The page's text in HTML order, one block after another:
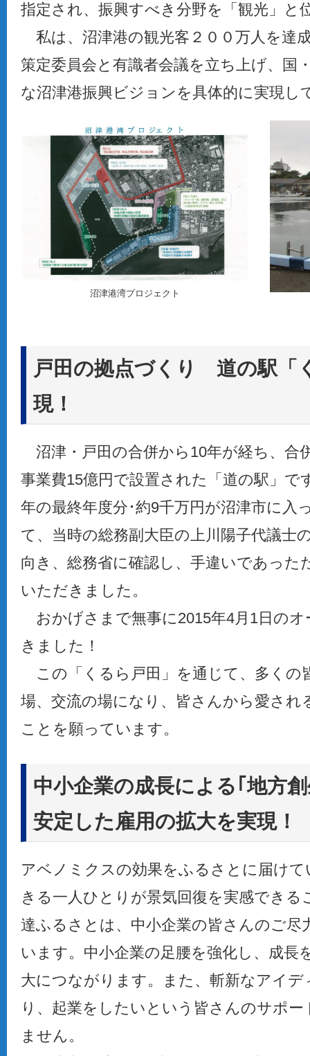
指定され、振興すべき分野を「観光」と
私は、沼津港の観光客２００万人を達
策定委員会と有識者会議を立ち上げ、国
な沼津港振興ビジョンを具体的に実現し
沼津港湾プロジェクト
戸田の拠点づくり 道の駅「
現！
沼津・戸田の合併から10年が経ち、合
事業費15億円で設置された「道の駅」で
年の最終年度分･約9千万円が沼津市に入
て、当時の総務副大臣の上川陽子代議士
向き、総務省に確認し、手違いであった
いただきました。
おかげさまで無事に2015年4月1日の
きました！
この「くるら戸田」を通じて、多くの
場、交流の場になり、皆さんから愛さ
ことを願っています。
中小企業の成長による｢地方
安定した雇用の拡大を実現！
アベノミクスの効果をふるさとに届け
きる一人ひとりが景気回復を実感でき
達ふるさとは、中小企業の皆さんのご尽
います。中小企業の足腰を強化し、成長
大につながります。また、斬新なアイ
り、起業をしたいという皆さんのサポ
ません。